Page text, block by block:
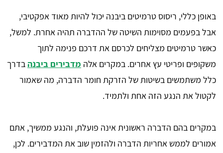
באופן כללי, ריסוס טרמיטים ביבנה יכול להיות מאוד אפקטיבי,
אבל בפעמים מסוימות השיטה של ההדברה תהיה אחרת. למשל,
כאשר טרמיטים מצליחים לכרסם את דרכם פנימה לתוך
משקופים ופריטי עץ אחרים. במקרים אלה מדבירים ביבנהבדרך
כלל משתמשים בשיטות של הזרקת חומר הדברה, מה שאמור
לקטול את הנגע הזה אחת ולתמיד.
במקרים בהם הדברה ראשונית אינה פועלת, והנגע ממשיך, אתם
אמורים לממש אחריות הדברה ולהזמין שוב את המדבירים. לכן,